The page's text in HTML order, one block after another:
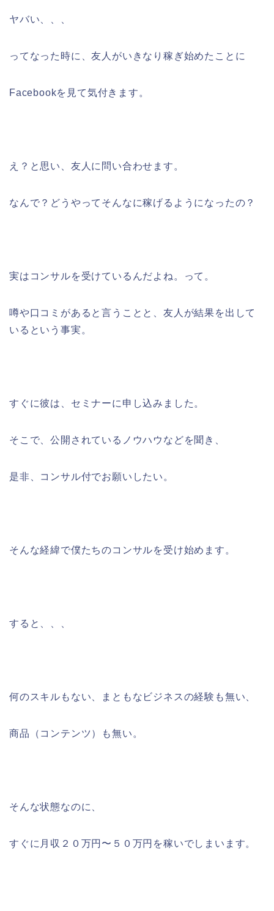
ヤバい、、、
ってなった時に、友人がいきなり稼ぎ始めたことに
Facebookを見て気付きます。
え？と思い、友人に問い合わせます。
なんで？どうやってそんなに稼げるようになったの？
実はコンサルを受けているんだよね。って。
噂や口コミがあると言うことと、友人が結果を出して
いるという事実。
すぐに彼は、セミナーに申し込みました。
そこで、公開されているノウハウなどを聞き、
是非、コンサル付でお願いしたい。
そんな経緯で僕たちのコンサルを受け始めます。
すると、、、
何のスキルもない、まともなビジネスの経験も無い、
商品（コンテンツ）も無い。
そんな状態なのに、
すぐに月収２０万円〜５０万円を稼いでしまいます。